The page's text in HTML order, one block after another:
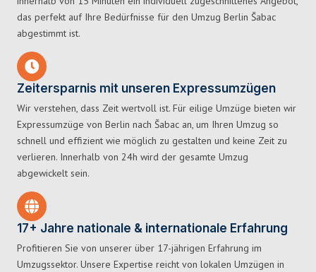
das perfekt auf Ihre Bedürfnisse für den Umzug Berlin Šabac
abgestimmt ist.
Zeitersparnis mit unseren Expressumzügen
Wir verstehen, dass Zeit wertvoll ist. Für eilige Umzüge bieten wir
Expressumzüge von Berlin nach Šabac an, um Ihren Umzug so
schnell und effizient wie möglich zu gestalten und keine Zeit zu
verlieren. Innerhalb von 24h wird der gesamte Umzug
abgewickelt sein.
17+ Jahre nationale & internationale Erfahrung
Profitieren Sie von unserer über 17-jährigen Erfahrung im
Umzugssektor. Unsere Expertise reicht von lokalen Umzügen in